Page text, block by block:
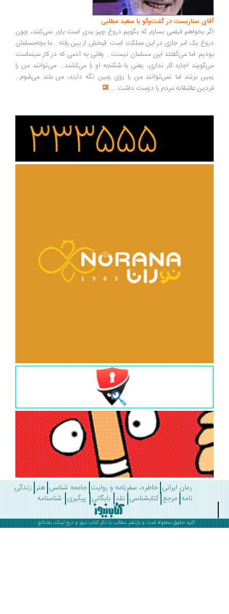
سناریست در گفت‌وگو با سعید مطلبی
بخواهم فیلمی بسازم که بگویم دروغ چیز بدی است باور نمی‌کنند، چون
یک امر جاری در این مملکت است. قبحش از بین رفته... ما بچه‌مسلمان
اما می‌گفتند این مسلمان نیست... وقتی به آدمی که در کار سینماست
اجازه کار نداری، یعنی با شکنجه او را می‌کشند... می‌توانند من را
بزنند اما نمی‌توانند من را روی زمین نگه دارند، من بلند می‌شوم...
عاشقانه مردم را دوست داشت ...
رمان ایرانی خاطره، سفرنامه و روایت جامعه شناسی هنر زندگی
مرجع کتابشناسی نقد بایگانی پیگیری شناسنامه
کلیه حقوق محفوظ است و بازنشر مطالب با ذکرکتاب نیوز و درج لینک، بلامانع .